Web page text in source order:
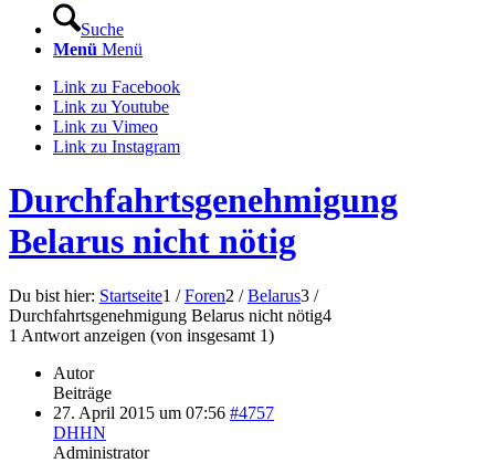
Suche
Menü Menü
Link zu Facebook
Link zu Youtube
Link zu Vimeo
Link zu Instagram
Durchfahrtsgenehmigung
Belarus nicht nötig
Du bist hier: Startseite1 / Foren2 / Belarus3 /
Durchfahrtsgenehmigung Belarus nicht nötig4
1 Antwort anzeigen (von insgesamt 1)
Autor
Beiträge
27. April 2015 um 07:56 #4757
DHHN
Administrator